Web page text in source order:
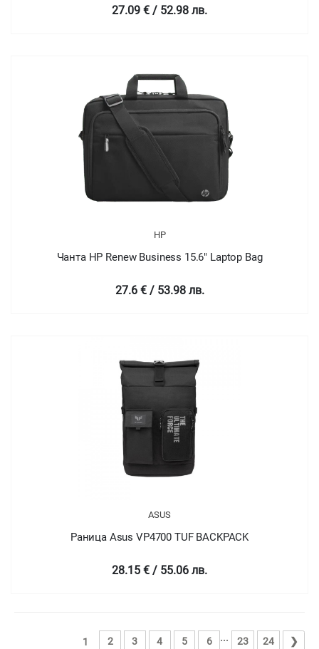
27.09 € / 52.98 лв.
HP
Чанта HP Renew Business 15.6" Laptop Bag
27.6 € / 53.98 лв.
ASUS
Раница Asus VP4700 TUF BACKPACK
28.15 € / 55.06 лв.
1 2 3 4 5 6 ... 23 24 ❯